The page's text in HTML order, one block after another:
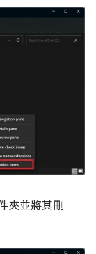
夾並將其刪